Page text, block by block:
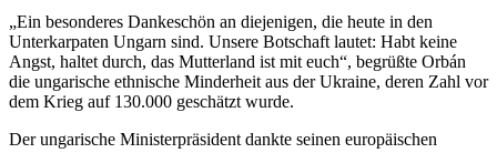
„Ein besonderes Dankeschön an diejenigen, die heute in den
Unterkarpaten Ungarn sind. Unsere Botschaft lautet: Habt keine
Angst, haltet durch, das Mutterland ist mit euch“, begrüßte Orbán
die ungarische ethnische Minderheit aus der Ukraine, deren Zahl vor
dem Krieg auf 130.000 geschätzt wurde.
Der ungarische Ministerpräsident dankte seinen europäischen